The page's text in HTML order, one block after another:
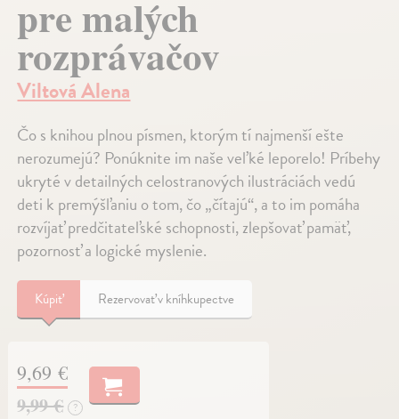
pre malých
rozprávačov
Viltová Alena
Čo s knihou plnou písmen, ktorým tí najmenší ešte
nerozumejú? Ponúknite im naše veľké leporelo! Príbehy
ukryté v detailných celostranových ilustráciách vedú
deti k premýšľaniu o tom, čo „čítajú“, a to im pomáha
rozvíjať predčitateľské schopnosti, zlepšovať pamäť,
pozornosť a logické myslenie.
Kúpiť Rezervovať v kníhkupectve
9,69 €
9,99 €
?